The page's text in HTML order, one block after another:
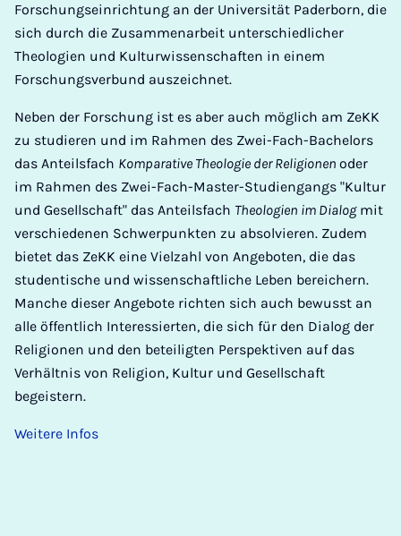
Forschungseinrichtung an der Universität Paderborn, die
sich durch die Zusammenarbeit unterschiedlicher
Theologien und Kulturwissenschaften in einem
Forschungsverbund auszeichnet.
Neben der Forschung ist es aber auch möglich am ZeKK
zu studieren und im Rahmen des Zwei-Fach-Bachelors
das Anteilsfach Komparative Theologie der Religionen oder
im Rahmen des Zwei-Fach-Master-Studiengangs "Kultur
und Gesellschaft" das Anteilsfach Theologien im Dialogmit
verschiedenen Schwerpunkten zu absolvieren. Zudem
bietet das ZeKK eine Vielzahl von Angeboten, die das
studentische und wissenschaftliche Leben bereichern.
Manche dieser Angebote richten sich auch bewusst an
alle öffentlich Interessierten, die sich für den Dialog der
Religionen und den beteiligten Perspektiven auf das
Verhältnis von Religion, Kultur und Gesellschaft
begeistern.
Weitere Infos